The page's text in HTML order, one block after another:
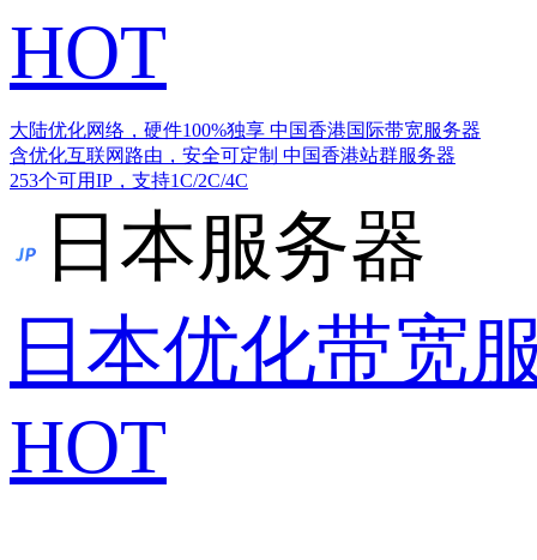
HOT
大陆优化网络，硬件100%独享 中国香港国际带宽服务器
含优化互联网路由，安全可定制 中国香港站群服务器
253个可用IP，支持1C/2C/4C
日本服务器
日本优化带宽
HOT